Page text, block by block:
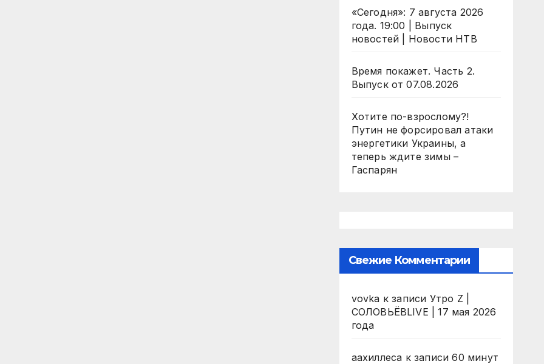
«Сегодня»: 7 августа 2026
года. 19:00 | Выпуск
новостей | Новости НТВ
Время покажет. Часть 2.
Выпуск от 07.08.2026
Хотите по-взрослому?!
Путин не форсировал атаки
энергетики Украины, а
теперь ждите зимы –
Гаспарян
Свежие Комментарии
vovka к записи Утро Z |
СОЛОВЬЁВLIVE | 17 мая 2026
года
аахиллеса к записи60 минут